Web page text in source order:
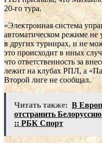
20-го тура.
«Электронная система
автоматическом режиме не
в других турнирах, и не
это происходит в иных
что ответственность за
лежит на клубах РПЛ, а
Второй лиге не сообщал.
Читать также: В
отстранить
:: РБК Спорт